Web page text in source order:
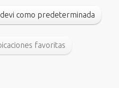
como predeterminada
favoritas